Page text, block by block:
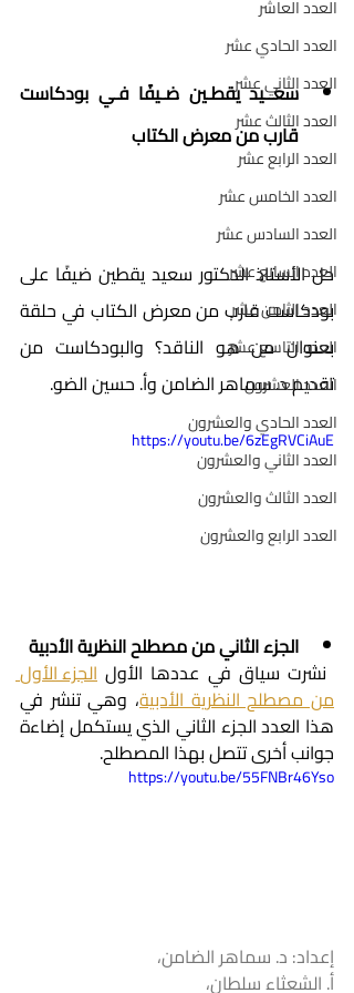
العدد العاشر
العدد الحادي عشر
العدد الثاني عشر
العدد الثالث عشر
العدد الرابع عشر
العدد الخامس عشر
العدد السادس عشر
العدد السابع عشر
العدد الثامن عشر
العدد التاسع عشر
العدد العشرون
العدد الحادي والعشرون
العدد الثاني والعشرون
العدد الثالث والعشرون
العدد الرابع والعشرون
قارب من معرض الكتاب
تقديم د. سماهر الضامن وأ. حسين الضو.
https://youtu.be/6zEgRVCiAuE
الجزء الثاني من مصطلح النظرية الأدبية
الجزء الأول
من مصطلح النظرية الأدبية
جوانب أخرى تتصل بهذا المصطلح.
https://youtu.be/55FNBr46Yso
إعداد: د. سماهر الضامن،
أ. الشعثاء سلطان،